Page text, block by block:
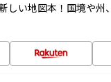
しい地図本！国境や州